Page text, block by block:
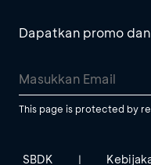
Dapatkan promo
This page is protected by
SBDK |